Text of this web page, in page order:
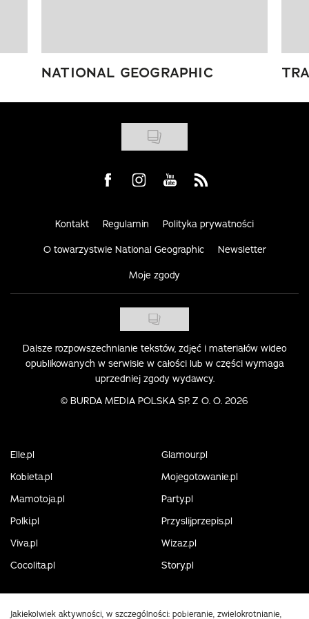
NATIONAL GEOGRAPHIC
Visit us on Facebook
Visit us on Instagram
Visit us on Youtube
Visit us on Rss
Kontakt Regulamin Polityka prywatności
O towarzystwie National Geographic Newsletter
Moje zgody
Dalsze rozpowszechnianie tekstów, zdjęć i materiałów wideo
opublikowanych w serwisie w całości lub w części wymaga
uprzedniej zgody wydawcy.
© BURDA MEDIA POLSKA SP. Z O. O. 2026
Elle.pl
Glamour.pl
Kobieta.pl
Mojegotowanie.pl
Mamotoja.pl
Party.pl
Polki.pl
Przyslijprzepis.pl
Viva.pl
Wizaz.pl
Cocolita.pl
Story.pl
Jakiekolwiek aktywności, w szczególności: pobieranie, zwielokrotnianie,